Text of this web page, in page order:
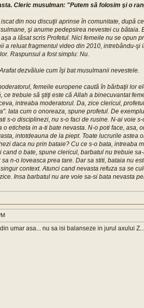
Cleric musulman: "Putem să folosim şi o
din nou discuţii aprinse în comunitate, după
şi anume pedepsirea nevestei cu bătaia.
a lăsat scris Profetul. Nici femeile nu se opun
a reluat fragmentul video din 2010, intrebându-şi
Raspunsul a fost simplu: Nu.
dezvăluie cum îşi bat musulmanii nevestele.
femeile europene caută în bărbaţii lor
ce trebuie să ştiţi este că Allah a binecuvantat
intreaba moderatorul. Da, zice clericul,
Iata cum o onoreaza, spune profetul. De
s-o disciplinezi, nu s-o faci de rusine. N-ai voie
o eticheta in a-ti bate nevasta. N-o poti face, asa,
intotdeauna de la piept. Toate lucrurile astea
daca nu prin bataie? Cu ce s-o bata, intreaba
cand o bate, spune clericul, barbatul nu trebuie
n-o loveasca prea tare. Dar sa stiti, bataia nu
context. Atunci cand nevasta refuza sa se
Insa barbatul nu are voie sa-si bata nevasta
umar asa... nu sa isi balanseze in jurul axului Z...